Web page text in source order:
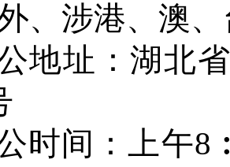
、涉港、澳
地址：湖北
时间：上午